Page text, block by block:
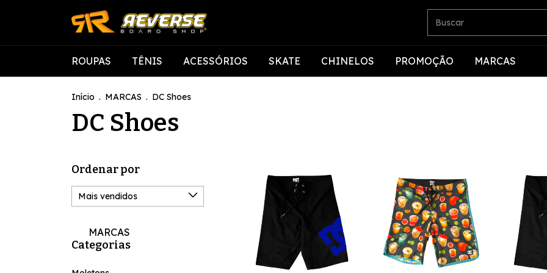
ROUPAS TÊNIS ACESSÓRIOS SKATE CHINELOS PROMOÇÃO MARCAS
Início . MARCAS . DC Shoes
DC Shoes
Ordenar por
MARCAS
Categorias